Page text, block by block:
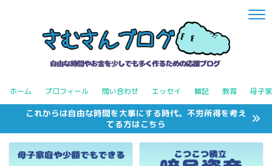
ホーム プロフィール 問い合わせ エッセイ 雑記 教育 母子
これからは自由な時間を大事にする時代。不労所得を考え
てる方はこちら